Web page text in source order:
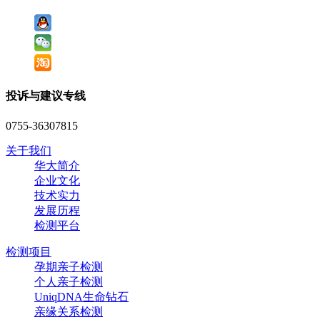
投诉与建议专线
0755-36307815
关于我们
华大简介
企业文化
技术实力
发展历程
检测平台
检测项目
孕期亲子检测
个人亲子检测
UniqDNA生命钻石
亲缘关系检测